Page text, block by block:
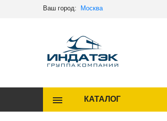
Ваш город: Москва
КАТАЛОГ